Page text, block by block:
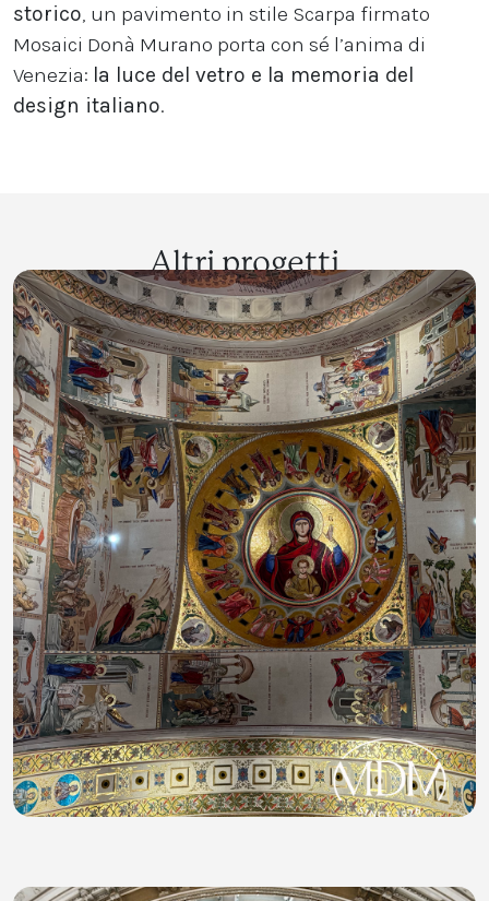
storico, un pavimento in stile Scarpa firmato
Mosaici Donà Murano porta con sé l’anima di
Venezia: la luce del vetro e la memoria del
design italiano.
Altri progetti